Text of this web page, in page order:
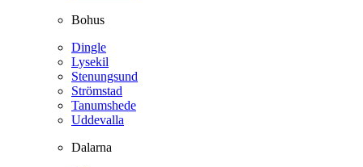
Bohus
Dingle
Lysekil
Stenungsund
Strömstad
Tanumshede
Uddevalla
Dalarna